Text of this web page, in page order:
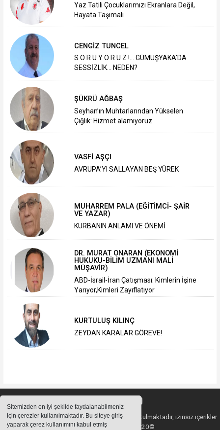
Sitemizden en iyi şekilde faydalanabilmeniz
için çerezler kullanılmaktadır. Bu siteye giriş
yaparak çerez kullanımını kabul etmiş
Yaz Tatili Çocuklarımızı Ekranlara Değil,
Hayata Taşımalı
CENGİZ TUNCEL
S O R U Y O R U Z !... GÜMÜŞYAKA'DA
SESSİZLİK... NEDEN?
ŞÜKRÜ AĞBAŞ
Seyhan’ın Muhtarlarından Yükselen
Çığlık: Hizmet alamıyoruz
VASFİ AŞÇI
AVRUPA’YI SALLAYAN BEŞ YÜREK
MUHARREM PALA (EĞİTİMCİ- ŞAİR
VE YAZAR)
KURBANIN ANLAMI VE ÖNEMİ
DR. MURAT ONARAN (EKONOMİ
HUKUKU-BİLİM UZMANI MALİ
MÜŞAVİR)
ABD-İsrail-İran Çatışması: Kimlerin İşine
Yarıyor,Kimleri Zayıflatıyor
KURTULUŞ KILINÇ
ZEYDAN KARALAR GÖREVE!
Sitemizde bulunan içeriklerin tüm hakları saklı tutulmaktadır, izinsiz içerikler
kullanılamaz. Copyright 2020©